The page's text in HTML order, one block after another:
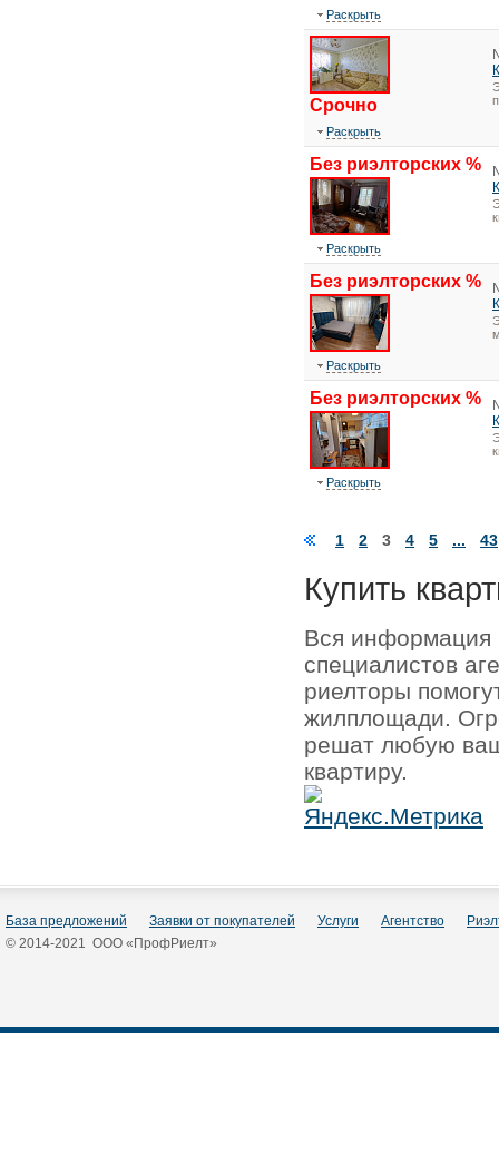
Раскрыть
Срочно
Раскрыть
Без риэлторских %
Раскрыть
Без риэлторских %
Раскрыть
Без риэлторских %
Раскрыть
1 2 3 4 5 ... 43
Купить
Вся информация
специалистов
риелторы
жилплощади.
решат любую
квартиру.
База предложений Заявки от покупателей Услуги Агентство
© 2014-2021 ООО «ПрофРиелт»